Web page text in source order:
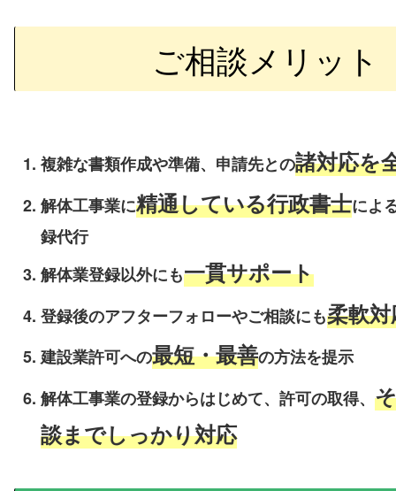
ご相談メリット
複雑な書類作成や準備、申請先との諸対応を
解体工事業に精通している行政書士によ
録代行
解体業登録以外にも一貫サポート
登録後のアフターフォローやご相談にも柔軟
建設業許可への最短・最善の方法を提示
解体工事業の登録からはじめて、許可の取得、
談までしっかり対応